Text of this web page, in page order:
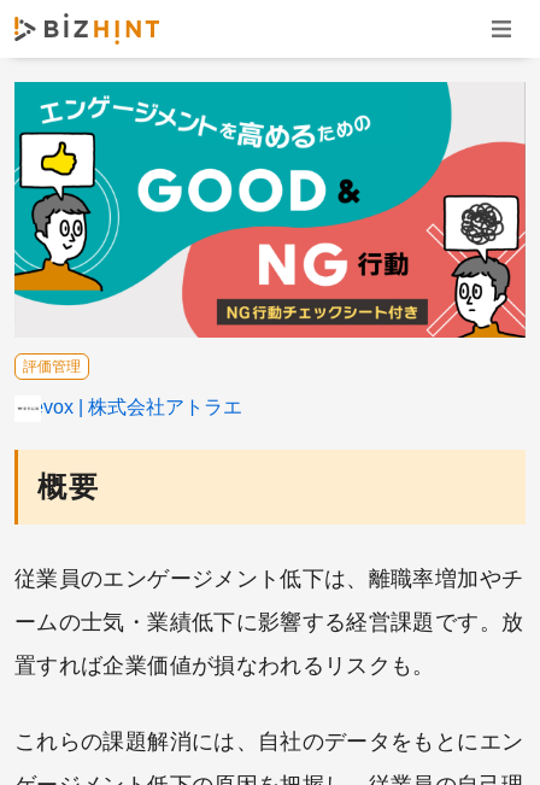
ナビ
概要
従業員のエンゲージメント低下は、離職率増加やチ
ームの士気・業績低下に影響する経営課題です。放
置すれば企業価値が損なわれるリスクも。
これらの課題解消には、自社のデータをもとにエン
評価管理
Wevox 株式会社アトラエ